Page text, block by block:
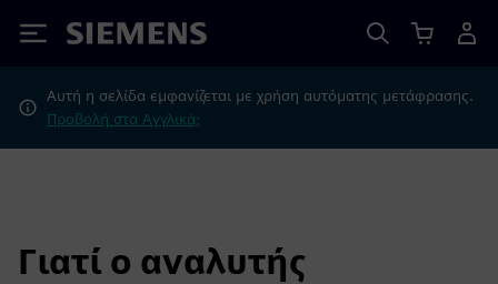
Siemens
Αυτή η σελίδα εμφανίζεται με χρήση αυτόματης μετάφρασης.
Προβολή στα Αγγλικά;
Γιατί ο αναλυτής